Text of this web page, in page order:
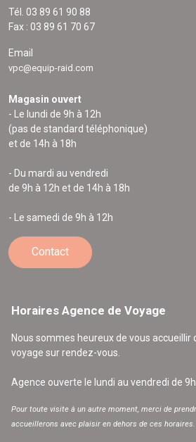
Tél. 03 89 61 90 88
Fax : 03 89 61 70 67
Email
vpc@equip-raid.com
Magasin ouvert
- Le lundi de 9h à 12h
(pas de standard téléphonique)
et de 14h à 18h
- Du mardi au vendredi
de 9h à 12h et de 14h à 18h
- Le samedi de 9h à 12h
Contact
Horaires Agence de Voyage
Nous sommes heureux de vous accueillir
voyage sur rendez-vous.
Agence ouverte le lundi au vendredi de
Pour toute visite à un autre moment, merci de
accueillerons avec plaisir en dehors de ces horaires.